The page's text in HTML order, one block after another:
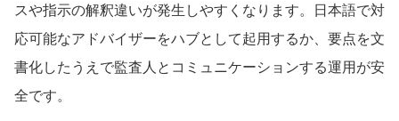
スや指示の解釈違いが発生しやすくなります。日本語で対
応可能なアドバイザーをハブとして起用するか、要点を文
書化したうえで監査人とコミュニケーションする運用が安
全です。